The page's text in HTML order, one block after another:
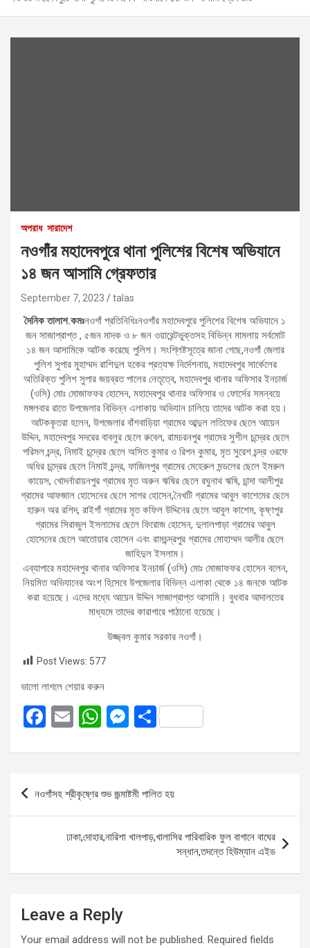
অপরাধ সারাদেশ
নওগাঁর মহাদেবপুরে থানা পুলিশের বিশেষ অভিযানে
১৪ জন আসামি গ্রেফতার
September 7, 2023 talas
দৈনিক তালাশ.কমঃনওগাঁ প্রতিনিধিঃনওগাঁর মহাদেবপুরে পুলিশের বিশেষ অভিযানে ১
জন সাজাপ্রাপ্ত , ৫জন মাদক ও ৮ জন ওয়ারেন্টভুক্তসহ বিভিন্ন মামলায় সর্বমোট
১৪ জন আসামিকে আটক করেছে পুলিশ। সংশ্লিষ্টসূত্রে জানা গেছে,নওগাঁ জেলার
পুলিশ সুপার মুহাম্মদ রাশিদুল হকের প্রত্যক্ষ নির্দেশনায়, মহাদেবপুর সার্কেলের
অতিরিক্ত পুলিশ সুপার জয়ব্রত পালের নেতৃত্বে, মহাদেবপুর থানার অফিসার ইনচার্জ
(ওসি) মোঃ মোজাফফর হোসেন, মহাদেবপুর থানার অফিসার ও ফোর্সের সমন্বয়ে
মঙ্গলবার রাতে উপজেলার বিভিন্ন এলাকায় অভিযান চালিয়ে তাদের আটক করা হয়।
আটককৃতরা হলেন, উপজেলার বাঁশবাড়িয়া গ্রামের আব্দুল লতিফের ছেলে আয়েন
উদ্দিন, মহাদেবপুর সদরের বাবলুর ছেলে রুবেল, রামচরনপুর গ্রামের সুশীল চন্দ্রের ছেলে
পরিমল চন্দ্র, নিমাই চন্দ্রের ছেলে অসিত কুমার ও রিপন কুমার, মৃত সুরেশ চন্দ্র ওরফে
অধির চন্দ্রের ছেলে নিমাই চন্দ্র, ফাজিলপুর গ্রামের মেহেরুল মন্ডলের ছেলে ইমরুল
কায়েস, খোদর্নারায়নপুর গ্রামের মৃত অরুন ঋষির ছেলে রঘুনাথ ঋষি, চান্দা আলীপুর
গ্রামের আফজাল হোসেনের ছেলে সাগর হোসেন,নৈখটি গ্রামের আবুল কাশেমের ছেলে
হারুন অর রশিদ, রাইগাঁ গ্রামের মৃত কফিল উদ্দিনের ছেলে আবুল কাশেম, কৃষ্ণপুর
গ্রামের সিরাজুল ইসলামের ছেলে ফিরোজ হোসেন, দুলালপাড়া গ্রামের আবুল
হোসেনের ছেলে আতোয়ার হোসেন এবং রামচন্দ্রপুর গ্রামের মোহাম্মদ আলীর ছেলে
জাহিদুল ইসলাম।
এব্যাপারে মহাদেবপুর থানার অফিসার ইনচার্জ (ওসি) মোঃ মোজাফফর হোসেন বলেন,
নিয়মিত অভিযানের অংশ হিসেবে উপজেলার বিভিন্ন এলাকা থেকে ১৪ জনকে আটক
করা হয়েছে। এদের মধ্যে আয়েন উদ্দিন সাজাপ্রাপ্ত আসামি। বুধবার আদালতের
মাধ্যমে তাদের কারাগারে পাঠানো হয়েছে।
উজ্জ্বল কুমার সরকার নওগাঁ।
Post Views: 577
ভালো লাগলে শেয়ার করুন
F
ce
b
o
E
ail
W
at
A
p
p
M
se
n
g
er
S
ar
Post
navigation
নওগাঁসহ শ্রীকৃষ্ণের শুভ জন্মাষ্টমী পালিত হয়
ঢাকা,দোহার,নারিশা খালপাড়,খালাসির পারিবারিক ফুল বাগানে বাঘের
সন্ধান,তদন্তে হিউম্যান এইড
Leave a Reply
Your email address will not be published. Required fields